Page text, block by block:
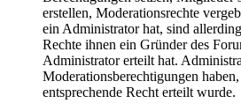
erstellen, Moderationsrechte
ein Administrator hat, sind
Rechte ihnen ein Gründer des
Administrator erteilt hat.
Moderationsberechtigungen
entsprechende Recht erteilt wurde.